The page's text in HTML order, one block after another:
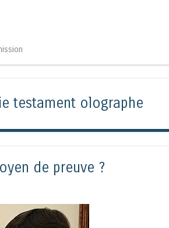
testament olographe
de preuve ?